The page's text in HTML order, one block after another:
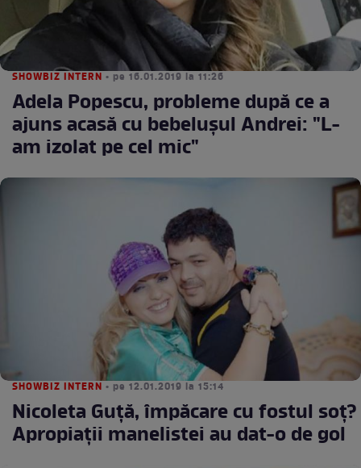
SHOWBIZ INTERN • pe 16.01.2019 la 11:26
Adela Popescu, probleme după ce a
ajuns acasă cu bebeluşul Andrei: "L-
am izolat pe cel mic"
SHOWBIZ INTERN • pe 12.01.2019 la 15:14
Nicoleta Guță, împăcare cu fostul soț?
Apropiații manelistei au dat-o de gol